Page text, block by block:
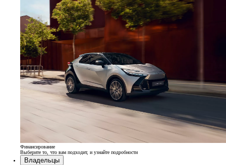
Финансирование
Выберите то, что вам подходит, и узнайте подробности
Владельцы